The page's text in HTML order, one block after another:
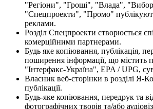
"Регіони", "Гроші", "Влада",
"Спецпроекти", "Промо"
реклами.
Розділ Спецпроекти створюється
комерційними партнерами.
Будь яке копіювання, публікація,
поширення інформації, що містить
"Інтерфакс-Україна", EPA / UPG,
Власник веб-сторінки в розділі Я-
публікації.
Будь-яке копіювання, передрук та
фотографічних творів та/або